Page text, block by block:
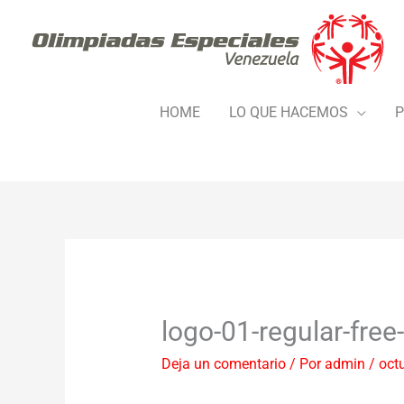
HOME LO QUE HACEMOS
logo-01-regular-
Deja un comentario / Poradmin /